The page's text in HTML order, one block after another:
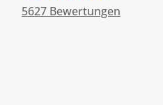
5627 Bewertungen